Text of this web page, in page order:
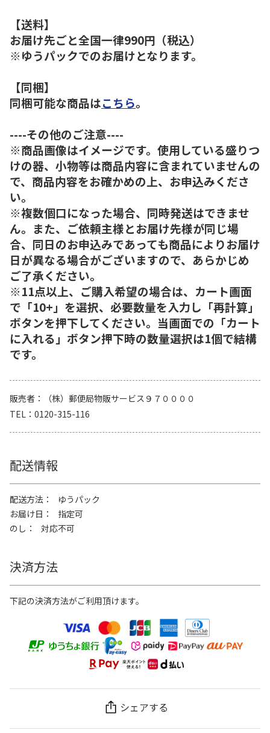
【送料】
お届け先ごと全国一律990円（税込）
※ゆうパックでのお届けとなります。
【同梱】
同梱可能な商品はこちら。
----その他のご注意----
※商品画像はイメージです。使用している盛りつ
けの器、小物等は商品内容に含まれていませんの
で、商品内容をお確かめの上、お申込みくださ
い。
※複数個口になった場合、同時発送はできませ
ん。また、ご依頼主様とお届け先様が同じ場
合、同日のお申込みであっても商品によりお届け
日が異なる場合がございますので、あらかじめ
ご了承ください。
※11点以上、ご購入希望の場合は、カート画面
で「10+」を選択、必要数量を入力し「再計算」
ボタンを押下してください。当画面での「カート
に入れる」ボタン押下時の数量選択は1個で結構
です。
販売者
（株）郵便局物販サービス９７００００
TEL
0120-315-116
配送情報
配送方法
ゆうパック
お届け日
指定可
のし
対応不可
決済方法
下記の決済方法がご利用頂けます。
シェアする